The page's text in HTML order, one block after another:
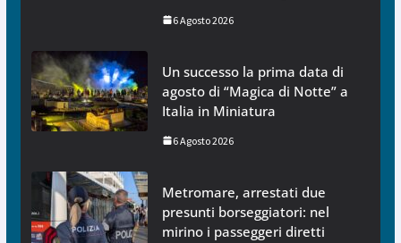
6 Agosto 2026
Un successo la prima data di
agosto di “Magica di Notte” a
Italia in Miniatura
6 Agosto 2026
Metromare, arrestati due
presunti borseggiatori: nel
mirino i passeggeri diretti